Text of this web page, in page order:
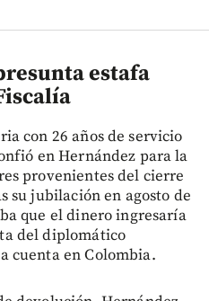
estafa
con 26 años de servicio
en Hernández para la
provenientes del cierre
su jubilación en agosto de
que el dinero ingresaría
del diplomático
cuenta en Colombia.